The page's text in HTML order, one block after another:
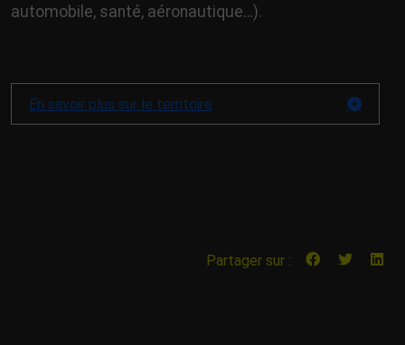
automobile, santé, aéronautique…).
En savoir plus sur le territoire
Partager sur :